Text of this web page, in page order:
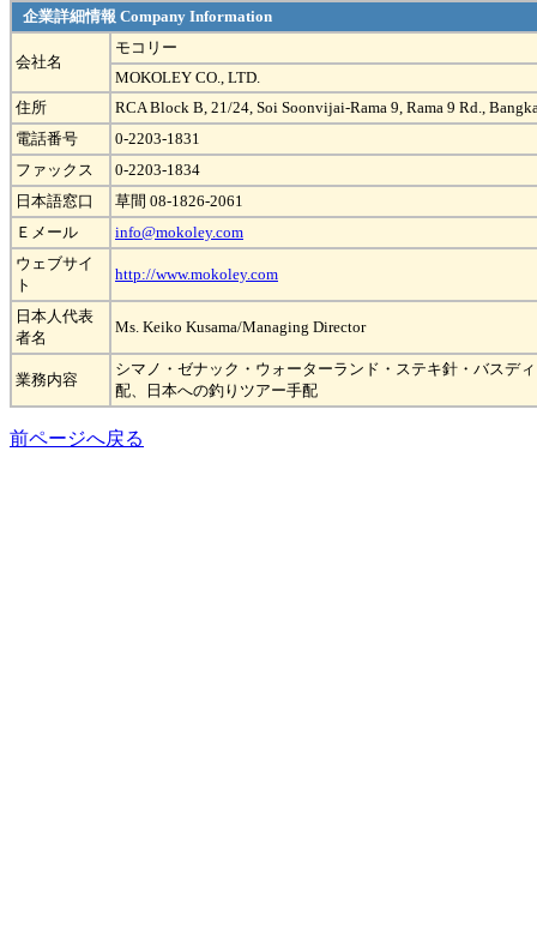
企業詳細情報 Company Information
会社名
モコリー
MOKOLEY CO., LTD.
住所
RCA Block B, 21/24, Soi Soonvijai-Rama 9, Rama 9 Rd.,
電話番号
0-2203-1831
ファックス
0-2203-1834
日本語窓口
草間 08-1826-2061
Ｅメール
info@mokoley.com
ウェブサイ
ト
http://www.mokoley.com
日本人代表
者名
Ms. Keiko Kusama/Managing Director
業務内容
シマノ・ゼナック・ウォーターランド・ステキ針・バスデ
配、日本への釣りツアー手配
前ページへ戻る